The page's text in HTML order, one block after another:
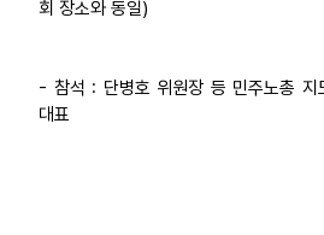
회 장소와 동일)
- 참석 : 단병호 위원장 등 민주노총 지
대표